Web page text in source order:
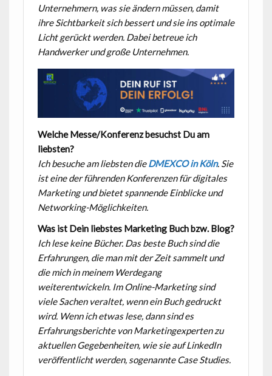
Unternehmern, was sie ändern müssen, damit
ihre Sichtbarkeit sich bessert und sie ins optimale
Licht gerückt werden. Dabei betreue ich
Handwerker und große Unternehmen.
Welche Messe/Konferenz besuchst Du am
liebsten?
Ich besuche am liebsten dieDMEXCO in Köln. Sie
ist eine der führenden Konferenzen für digitales
Marketing und bietet spannende Einblicke und
Networking-Möglichkeiten.
Was ist Dein liebstes Marketing Buch bzw. Blog?
Ich lese keine Bücher. Das beste Buch sind die
Erfahrungen, die man mit der Zeit sammelt und
die mich in meinem Werdegang
weiterentwickeln. Im Online-Marketing sind
viele Sachen veraltet, wenn ein Buch gedruckt
wird. Wenn ich etwas lese, dann sind es
Erfahrungsberichte von Marketingexperten zu
aktuellen Gegebenheiten, wie sie auf LinkedIn
veröffentlicht werden, sogenannte Case Studies.